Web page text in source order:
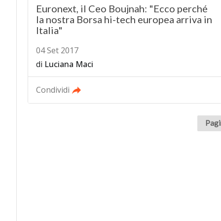
Euronext, il Ceo Boujnah: "Ecco perché
la nostra Borsa hi-tech europea arriva in
Italia"
04 Set 2017
di Luciana Maci
Condividi